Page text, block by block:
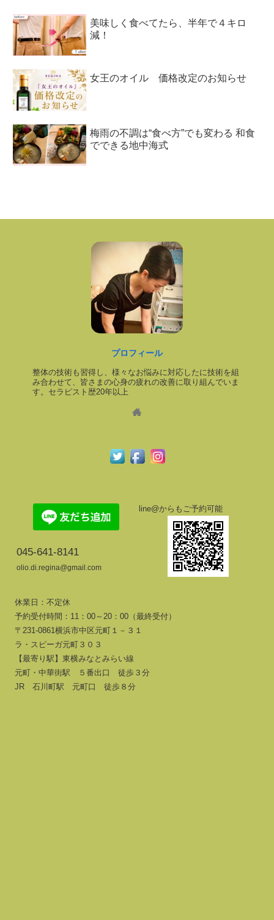
美味しく食べてたら、半年で４キロ
減！
女王のオイル 価格改定のお知らせ
梅雨の不調は“食べ方”でも変わる 和食
でできる地中海式
プロフィール
整体の技術も習得し、様々なお悩みに対応したに技術を組
み合わせて、皆さまの心身の疲れの改善に取り組んでいま
す。セラピスト歴20年以上
045-641-8141
olio.di.regina@gmail.com
line@からもご予約可能
休業日：不定休
予約受付時間：11：00～20：00（最終受付）
〒231-0861横浜市中区元町１－３１
ラ・スピーガ元町３０３
【最寄り駅】東横みなとみらい線
元町・中華街駅 ５番出口 徒歩３分
JR 石川町駅 元町口 徒歩８分